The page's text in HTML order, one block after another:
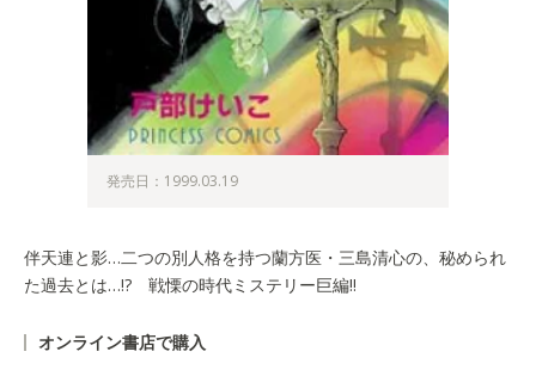
発売日：1999.03.19
伴天連と影…二つの別人格を持つ蘭方医・三島清心の、秘められ
た過去とは…!? 戦慄の時代ミステリー巨編!!
オンライン書店で購入